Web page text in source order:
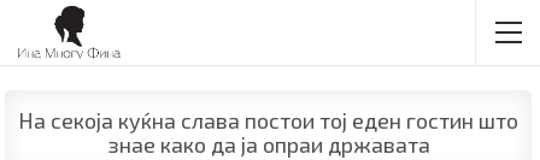
На секоја куќна слава постои тој еден гостин што
знае како да ја опраи државата